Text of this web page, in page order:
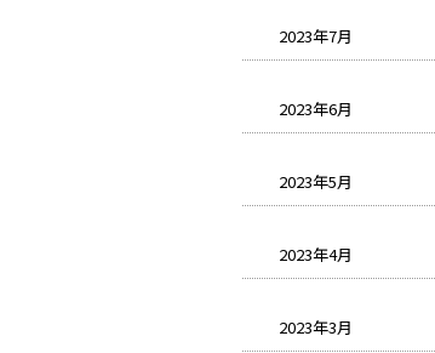
2023年7月
2023年6月
2023年5月
2023年4月
2023年3月